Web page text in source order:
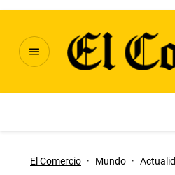
El Comercio · Mundo ·